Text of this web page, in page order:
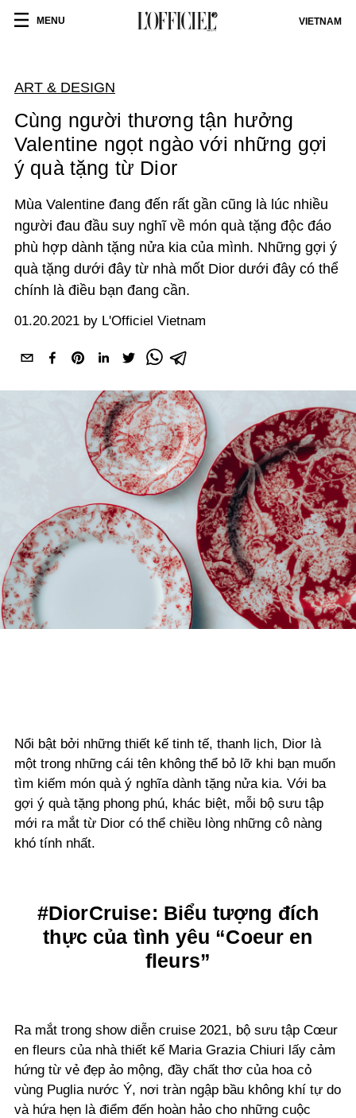
MENU VIETNAM
ART & DESIGN
Cùng người thương tận hưởng
Valentine ngọt ngào với những gợi
ý quà tặng từ Dior
Mùa Valentine đang đến rất gần cũng là lúc nhiều
người đau đầu suy nghĩ về món quà tặng độc đáo
phù hợp dành tặng nửa kia của mình. Những gợi ý
quà tặng dưới đây từ nhà mốt Dior dưới đây có thể
chính là điều bạn đang cần.
01.20.2021 by L'Officiel Vietnam
Nổi bật bởi những thiết kế tinh tế, thanh lịch, Dior là
một trong những cái tên không thể bỏ lỡ khi bạn muốn
tìm kiếm món quà ý nghĩa dành tặng nửa kia. Với ba
gợi ý quà tặng phong phú, khác biệt, mỗi bộ sưu tập
mới ra mắt từ Dior có thể chiều lòng những cô nàng
khó tính nhất.
#DiorCruise: Biểu tượng đích
thực của tình yêu “Coeur en
fleurs”
Ra mắt trong show diễn cruise 2021, bộ sưu tập Cœur
en fleurs của nhà thiết kế Maria Grazia Chiuri lấy cảm
hứng từ vẻ đẹp ảo mộng, đầy chất thơ của hoa cỏ
vùng Puglia nước Ý, nơi tràn ngập bầu không khí tự do
và hứa hẹn là điểm đến hoàn hảo cho những cuộc